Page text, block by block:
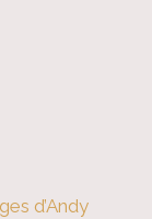
d’Andy